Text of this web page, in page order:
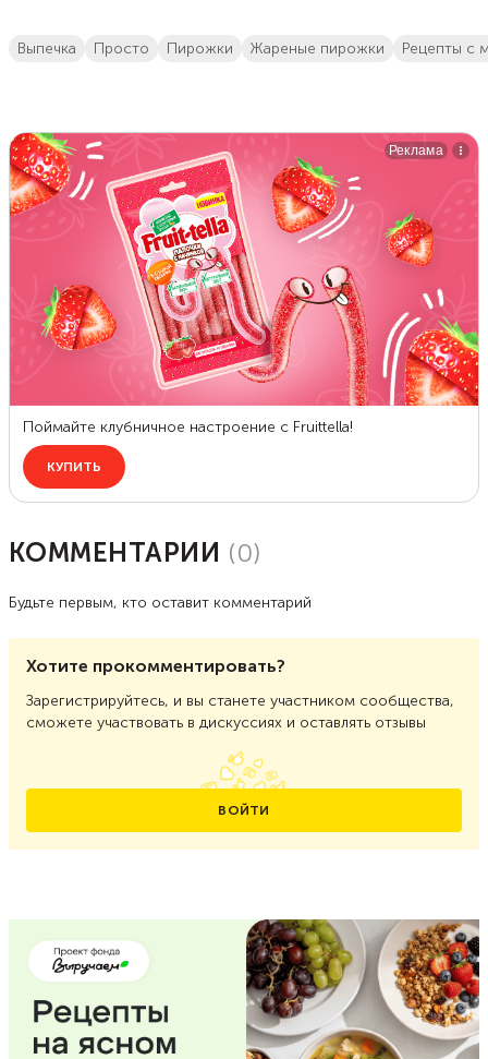
выпечка просто пирожки Жареные пирожки Рецепты с
КОММЕНТАРИИ (0)
Будьте первым, кто оставит комментарий
Хотите прокомментировать?
Зарегистрируйтесь, и вы станете участником сообщества,
сможете участвовать в дискуссиях и оставлять отзывы
ВОЙТИ